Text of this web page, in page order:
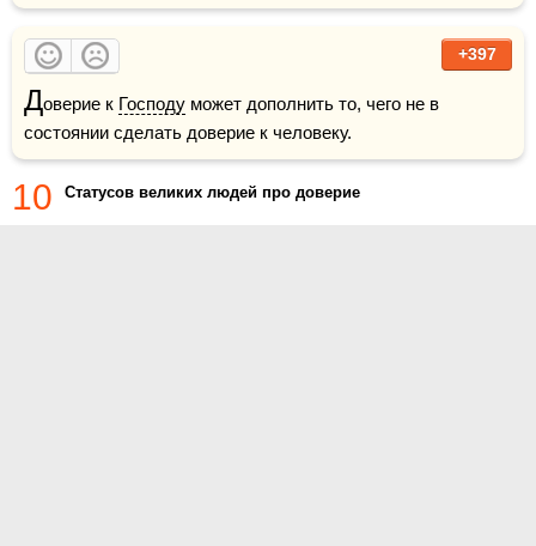
+397
Доверие к Господу может дополнить то, чего не в
состоянии сделать доверие к человеку.
10 Статусов великих людей про доверие